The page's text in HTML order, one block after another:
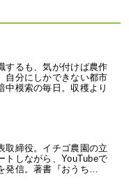
するも、気が付けば農作
自分にしかできない都市
中模索の毎日。収穫より
取締役。イチゴ農園の立
トしながら、YouTubeで
発信。著書『おうち…